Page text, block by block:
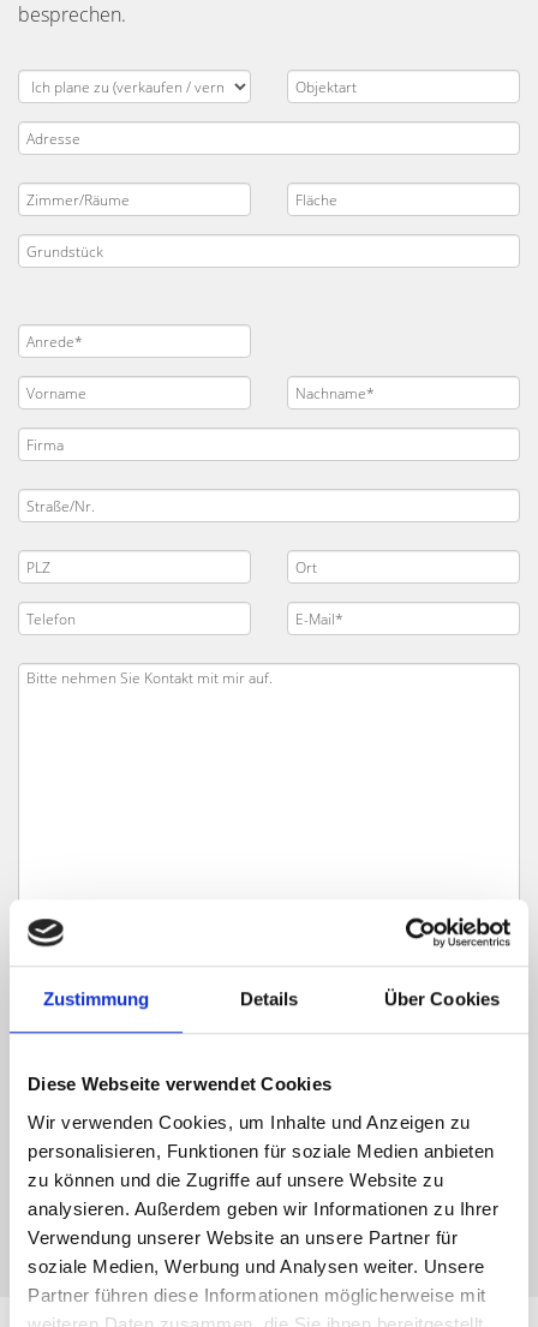
Zustimmung Details Über Cookies
Diese Webseite verwendet Cookies
Wir verwenden Cookies, um Inhalte und Anzeigen zu
personalisieren, Funktionen für soziale Medien anbieten
zu können und die Zugriffe auf unsere Website zu
analysieren. Außerdem geben wir Informationen zu Ihrer
Verwendung unserer Website an unsere Partner für
soziale Medien, Werbung und Analysen weiter. Unsere
Partner führen diese Informationen möglicherweise mit
besprechen.
Ich habe dieDatenschutzerklärungzur Kenntnis genommen. Ich stimme
Hinweis: Sie können Ihre Einwilligung jederzeit für die Zukunft per E-Mail
an info@hegerich-immobilien.de widerrufen. *
* Pflichtfelder